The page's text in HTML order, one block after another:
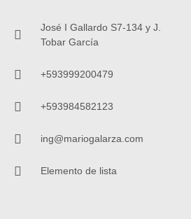
José I Gallardo S7-134 y J.
Tobar García
+593999200479
+593984582123
ing@mariogalarza.com
Elemento de lista